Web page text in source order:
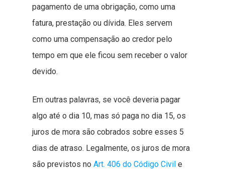
pagamento de uma obrigação, como uma
fatura, prestação ou dívida. Eles servem
como uma compensação ao credor pelo
tempo em que ele ficou sem receber o valor
devido.
Em outras palavras, se você deveria pagar
algo até o dia 10, mas só paga no dia 15, os
juros de mora são cobrados sobre esses 5
dias de atraso. Legalmente, os juros de mora
são previstos no Art. 406 do Código Civil e